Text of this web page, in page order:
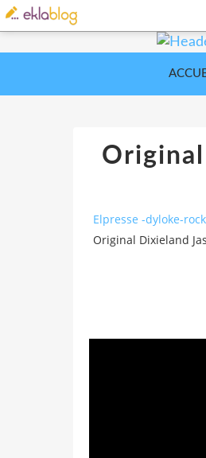
Elpresse -dyloke-
Original Dixieland